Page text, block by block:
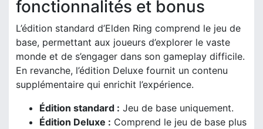
fonctionnalités et bonus
L’édition standard d’Elden Ring comprend le jeu de
base, permettant aux joueurs d’explorer le vaste
monde et de s’engager dans son gameplay difficile.
En revanche, l’édition Deluxe fournit un contenu
supplémentaire qui enrichit l’expérience.
Édition standard : Jeu de base uniquement.
Édition Deluxe : Comprend le jeu de base plus